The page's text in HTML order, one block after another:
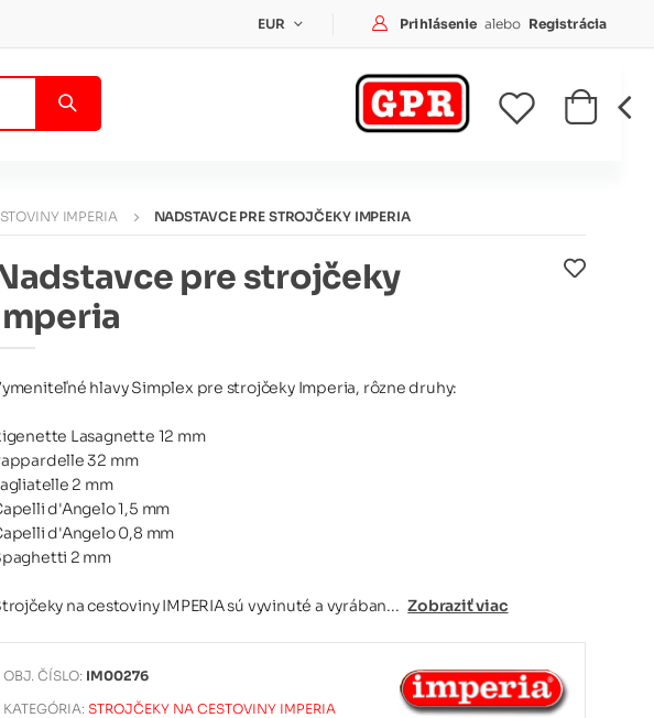
EUR Prihlásenie
Prihlásenie alebo Registrácia
IMPERIA NADSTAVCE PRE STROJČEKY IMPERIA
pre strojčeky
hlavy Simplex pre strojčeky Imperia, rôzne druhy:
Lasagnette 12 mm
32 mm
2 mm
d'Angelo 1,5 mm
d'Angelo 0,8 mm
2 mm
na cestoviny IMPERIA sú vyvinuté a vyrában... Zobraziť viac
OBJ. ČÍSLO: IM00276
KATEGÓRIA:STROJČEKY NA CESTOVINY IMPERIA